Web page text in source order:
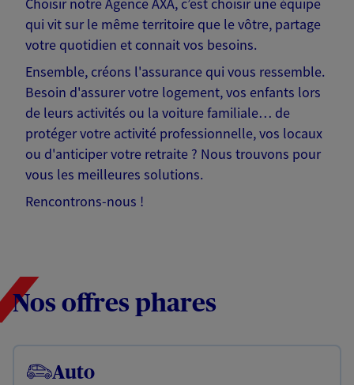
Choisir notre Agence AXA, c’est choisir une équipe
qui vit sur le même territoire que le vôtre, partage
votre quotidien et connait vos besoins.
Ensemble, créons l'assurance qui vous ressemble.
Besoin d'assurer votre logement, vos enfants lors
de leurs activités ou la voiture familiale… de
protéger votre activité professionnelle, vos locaux
ou d'anticiper votre retraite ? Nous trouvons pour
vous les meilleures solutions.
Rencontrons-nous !
Nos offres phares
Auto